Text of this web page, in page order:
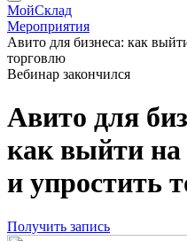
МойСклад
Мероприятия
Авито для бизнеса: как
торговлю
Вебинар закончился
Авито для
как выйти
и упростить
Получить запись